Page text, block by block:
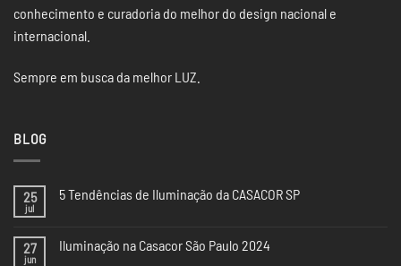
conhecimento e curadoria do melhor do design nacional e
internacional.
Sempre em busca da melhor LUZ.
BLOG
25
jul
5 Tendências de Iluminação da CASACOR SP
27
jun
Iluminação na Casacor São Paulo 2024